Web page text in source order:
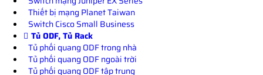
Thiết bị mạng Planet Taiwan
Switch Cisco Small Business
Tủ ODF, Tủ Rack
Tủ phối quang ODF trong nhà
Tủ phối quang ODF ngoài trời
Tủ phối quang ODF tập trung